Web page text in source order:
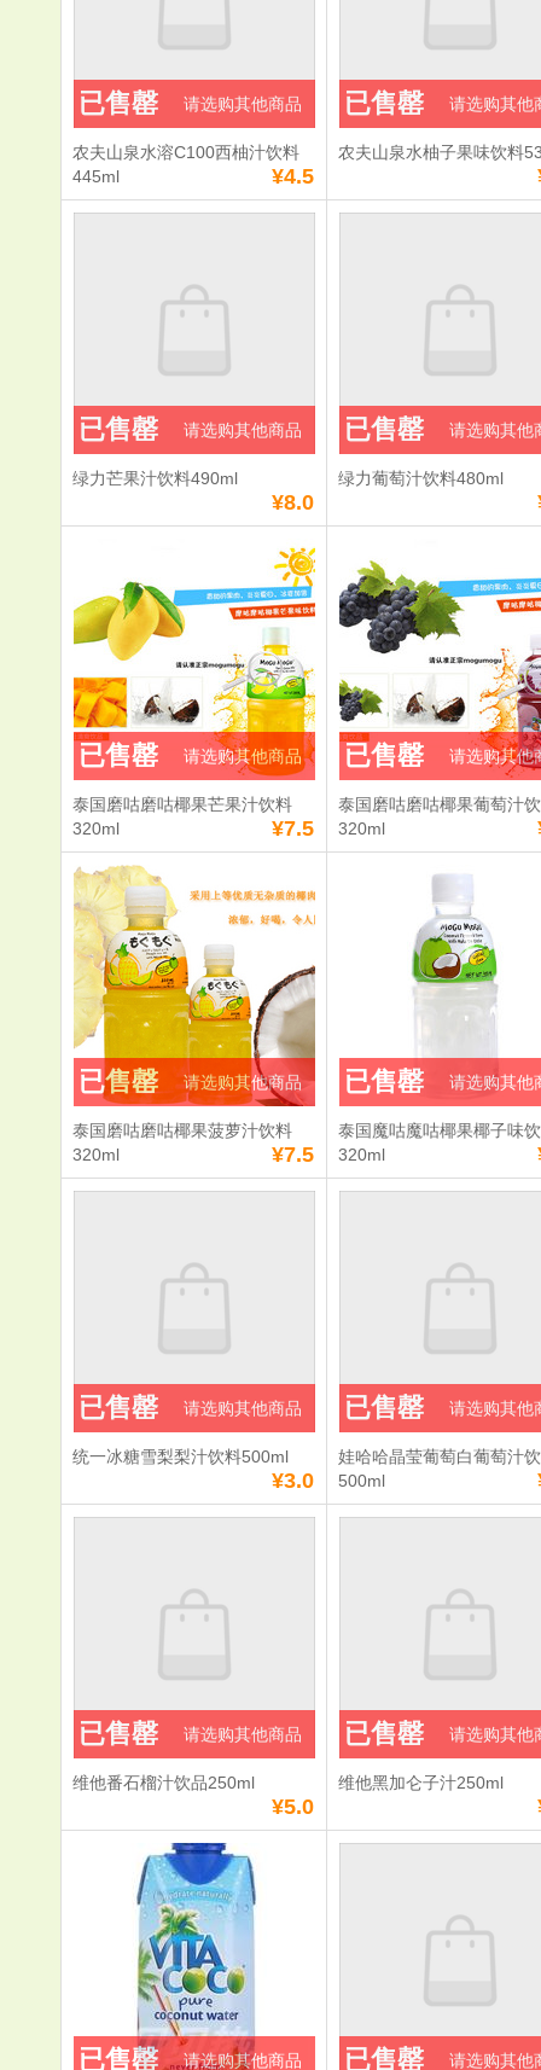
农夫山泉水溶C100西柚汁饮料
445ml
¥4.5
已售罄 请选购其他商品
农夫山泉水柚子果味饮料
已售罄 请选购其他
绿力芒果汁饮料490ml
¥8.0
已售罄 请选购其他商品
绿力葡萄汁饮料480ml
已售罄 请选购其他
泰国磨咕磨咕椰果芒果汁饮料
320ml
¥7.5
已售罄 请选购其他商品
泰国磨咕磨咕椰果葡萄汁
320ml
已售罄 请选购其他
泰国磨咕磨咕椰果菠萝汁饮料
320ml
¥7.5
已售罄 请选购其他商品
泰国魔咕魔咕椰果椰子味
320ml
已售罄 请选购其他
统一冰糖雪梨梨汁饮料500ml
¥3.0
已售罄 请选购其他商品
娃哈哈晶莹葡萄白葡萄汁
500ml
已售罄 请选购其他
维他番石榴汁饮品250ml
¥5.0
已售罄 请选购其他商品
维他黑加仑子汁250ml
已售罄 请选购其他
已售罄 请选购其他商品 已售罄 请选购其他